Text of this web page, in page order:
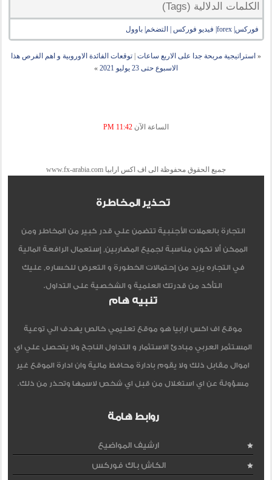
الكلمات الدلالية (Tags)
فوركس| forex| فيديو فوركس | التضخم| باوول
« استراتيجية مربحة جدا على الاربع ساعات توقعات الفائدة الاوروبية و اهم الفرص هذا
الاسبوع حتى 23 يوليو 2021
»
الساعة الآن 11:42 PM
جميع الحقوق محفوظة الى اف اكس ارابيا www.fx-arabia.com
تحذير المخاطرة
التجارة بالعملات الأجنبية تتضمن علي قدر كبير من المخاطر ومن
الممكن ألا تكون مناسبة لجميع المضاربين, إستعمال الرافعة المالية
في التجاره يزيد من إحتمالات الخطورة و التعرض للخساره, عليك
التأكد من قدرتك العلمية و الشخصية على التداول.
تنبيه هام
موقع اف اكس ارابيا هو موقع تعليمي خالص يهدف الي توعية
المستثمر العربي مبادئ الاستثمار و التداول الناجح ولا يتحصل علي اي
اموال مقابل ذلك ولا يقوم بادارة محافظ مالية وان ادارة الموقع غير
مسؤولة عن اي استغلال من قبل اي شخص لاسمها وتحذر من ذلك.
روابط هامة
ارشيف المواضيع
الكاش باك فوركس